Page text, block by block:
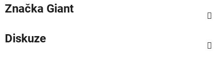
Značka Giant
Diskuze